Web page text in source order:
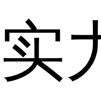
实